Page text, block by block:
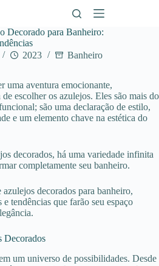
Decorado para Banheiro:
2023
Banheiro
uma aventura emocionante,
escolher os azulejos. Eles são mais do
são uma declaração de estilo,
e um elemento chave na estética do
decorados, há uma variedade infinita
completamente seu banheiro.
decorados para banheiro,
tendências que farão seu espaço
Decorados
um universo de possibilidades. Desde